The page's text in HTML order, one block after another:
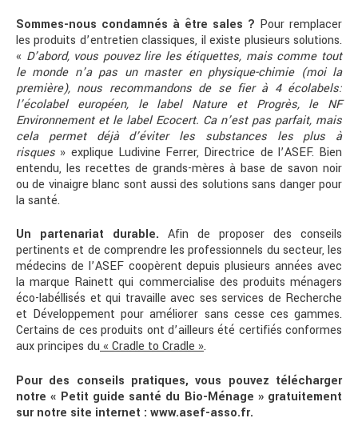
Sommes-nous condamnés à être sales ? Pour remplacer
les produits d’entretien classiques, il existe plusieurs solutions.
« D’abord, vous pouvez lire les étiquettes, mais comme tout
le monde n’a pas un master en physique-chimie (moi la
première), nous recommandons de se fier à 4 écolabels:
l’écolabel européen, le label Nature et Progrès, le NF
Environnement et le label Ecocert. Ca n’est pas parfait, mais
cela permet déjà d’éviter les substances les plus à
risques » explique Ludivine Ferrer, Directrice de l’ASEF. Bien
entendu, les recettes de grands-mères à base de savon noir
ou de vinaigre blanc sont aussi des solutions sans danger pour
la santé.
Un partenariat durable. Afin de proposer des conseils
pertinents et de comprendre les professionnels du secteur, les
médecins de l’ASEF coopèrent depuis plusieurs années avec
la marque Rainett qui commercialise des produits ménagers
éco-labéllisés et qui travaille avec ses services de Recherche
et Développement pour améliorer sans cesse ces gammes.
Certains de ces produits ont d’ailleurs été certifiés conformes
aux principes du« Cradle to Cradle ».
Pour des conseils pratiques, vous pouvez télécharger
notre « Petit guide santé du Bio-Ménage » gratuitement
sur notre site internet : www.asef-asso.fr.